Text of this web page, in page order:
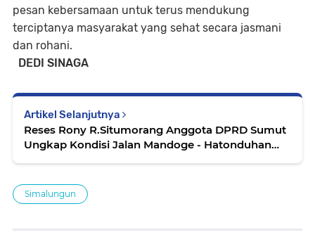
pesan kebersamaan untuk terus mendukung
terciptanya masyarakat yang sehat secara jasmani
dan rohani.
DEDI SINAGA
Artikel Selanjutnya
Reses Rony R.Situmorang Anggota DPRD Sumut
Ungkap Kondisi Jalan Mandoge - Hatonduhan
Simalungun